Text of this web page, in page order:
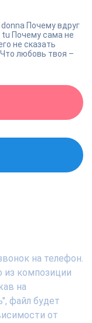
Почему вдруг
tu Почему сама не
не сказать
любовь твоя –
на телефон.
из композиции
на
файл будет
от